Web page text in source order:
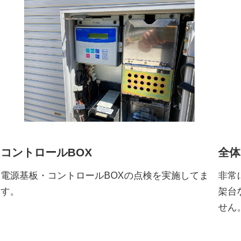
コントロールBOX
電源基板・コントロールBOXの点検を実施してま
す。
全
非常
架台
せん